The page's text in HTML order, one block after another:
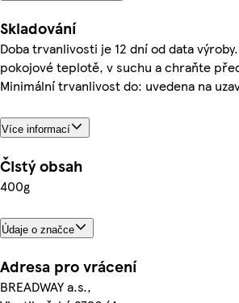
Skladování
Doba trvanlivosti je 12 dní od data
pokojové teplotě, v suchu a chraňte
Minimální trvanlivost do: uvedena na
Více informací
Čistý obsah
400g
Údaje o značce
Adresa pro vrácení
BREADWAY a.s.,